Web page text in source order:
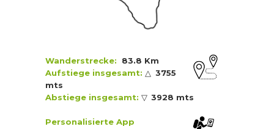
Wanderstrecke: 83.8 Km
Aufstiege insgesamt: △ 3755
mts
Abstiege insgesamt: ▽ 3928 mts
Personalisierte App